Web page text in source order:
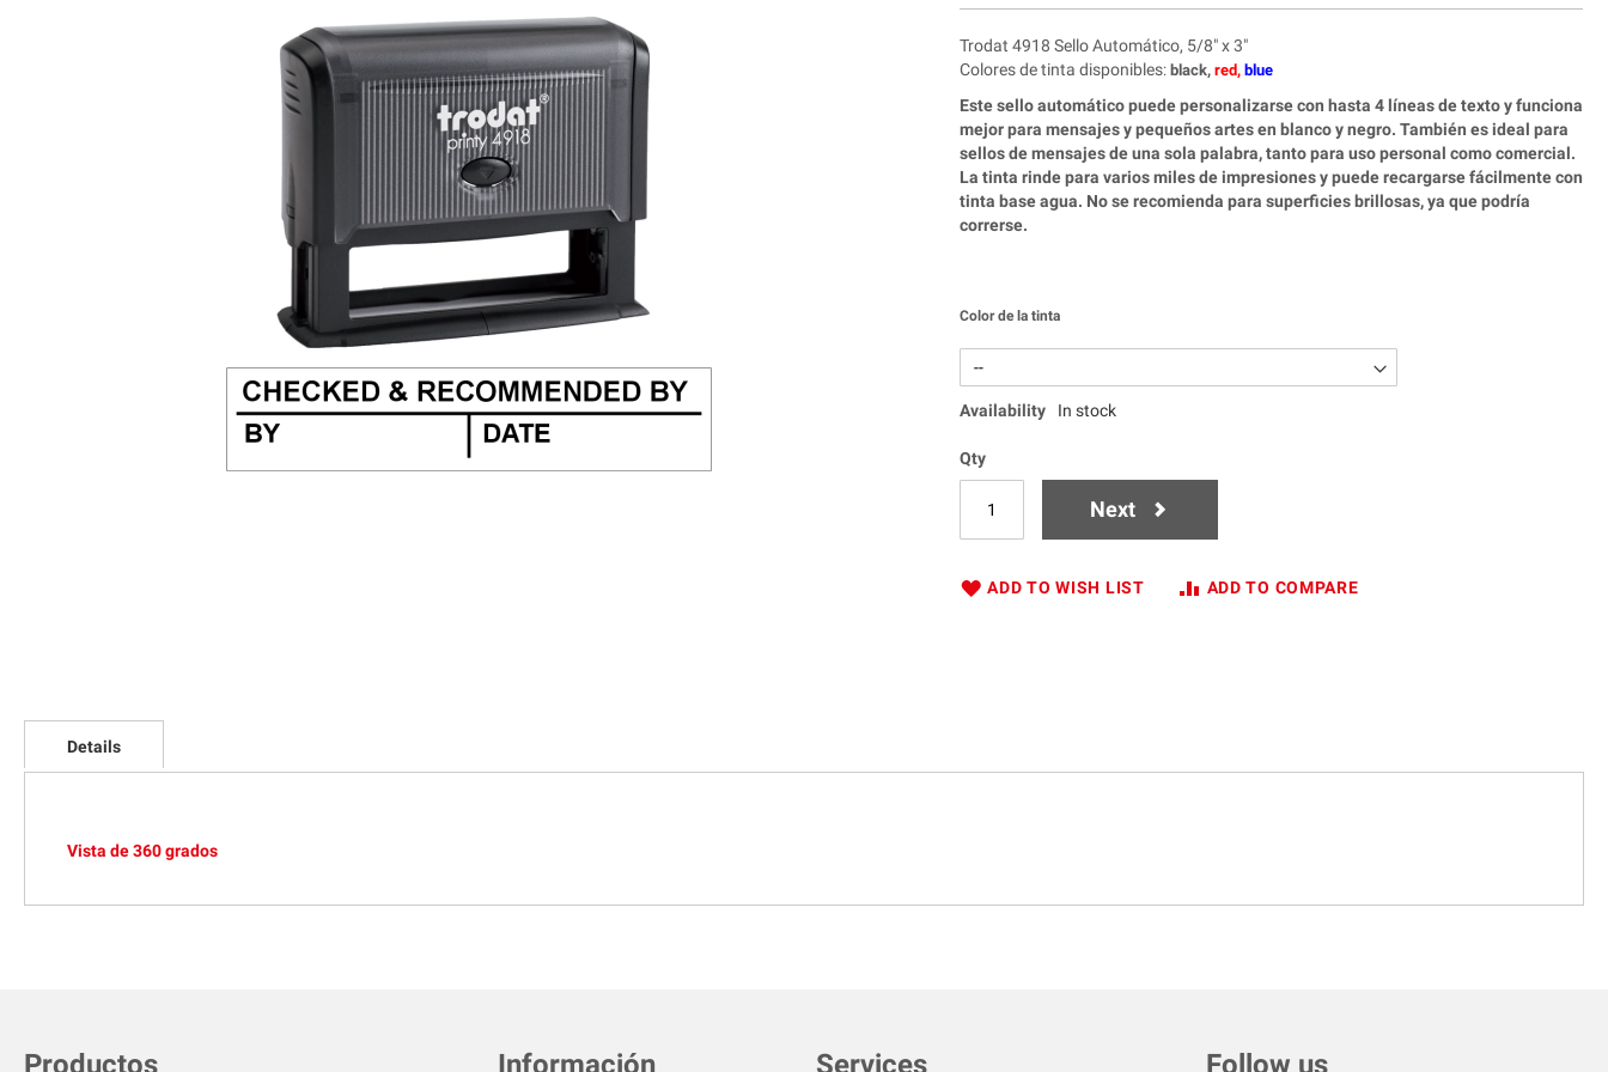
to
beginning
images
Trodat 4918 Sello Automático, 5/8" x 3"
Colores de tinta disponibles: black,red, blue
Este sello automático puede personalizarse con hasta 4 líneas de texto y funciona
mejor para mensajes y pequeños artes en blanco y negro. También es ideal para
sellos de mensajes de una sola palabra, tanto para uso personal como comercial.
La tinta rinde para varios miles de impresiones y puede recargarse fácilmente con
tinta base agua. No se recomienda para superficies brillosas, ya que podría
correrse.
Color de la tinta
Availability In stock
Qty
Next
ADD TO WISH LIST ADD TO COMPARE
Details
Vista de 360 grados